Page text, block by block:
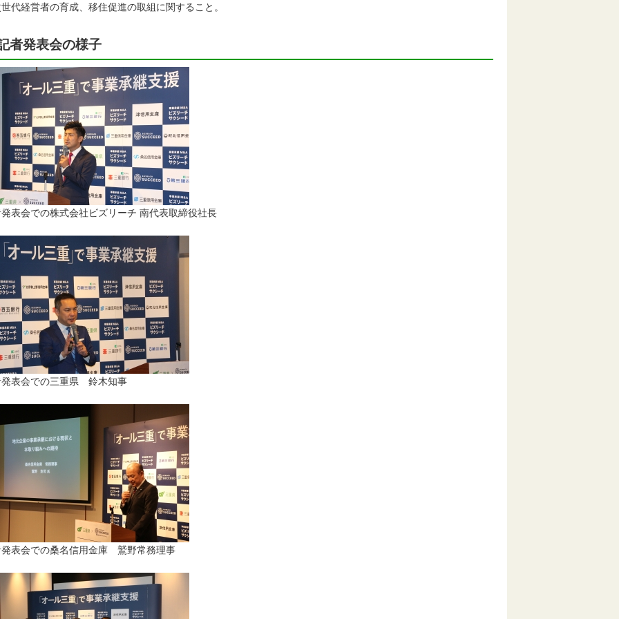
代経営者の育成、移住促進の取組に関すること。
者発表会の様子
表会での株式会社ビズリーチ 南代表取締役社長
発表会での三重県 鈴木知事
発表会での桑名信用金庫 鷲野常務理事